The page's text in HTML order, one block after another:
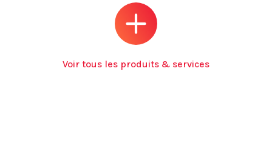
Voir tous les produits & services